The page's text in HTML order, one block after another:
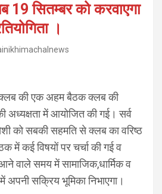
19 सितम्बर को करवाएगा
।
क्लब की एक अहम बैठक क्लब की
अध्यक्षता में आयोजित की गई। सर्व
को सबकी सहमति से क्लब का वरिष्ठ
में कई विषयों पर चर्चा की गई व
वाले समय में सामाजिक,धार्मिक व
अपनी सक्रिय भूमिका निभाएगा।